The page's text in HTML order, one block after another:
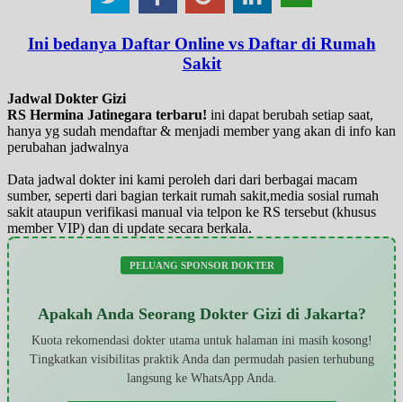
Ini bedanya Daftar Online vs Daftar di Rumah
Sakit
Jadwal Dokter Gizi
RS Hermina Jatinegara terbaru! ini dapat berubah setiap saat,
hanya yg sudah mendaftar & menjadi member yang akan di info kan
perubahan jadwalnya
Data jadwal dokter ini kami peroleh dari dari berbagai macam
sumber, seperti dari bagian terkait rumah sakit,media sosial rumah
sakit ataupun verifikasi manual via telpon ke RS tersebut (khusus
member VIP) dan di update secara berkala.
PELUANG SPONSOR DOKTER
Apakah Anda Seorang Dokter Gizi di Jakarta?
Kuota rekomendasi dokter utama untuk halaman ini masih kosong!
Tingkatkan visibilitas praktik Anda dan permudah pasien terhubung
langsung ke WhatsApp Anda.